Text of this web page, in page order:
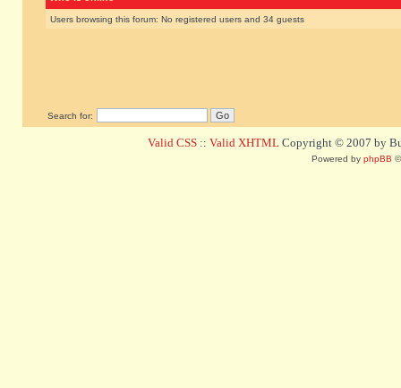
Users browsing this forum: No registered users and 34 guests
Search for:
Valid CSS :: Valid XHTML Copyright © 2007 by
Powered by phpBB